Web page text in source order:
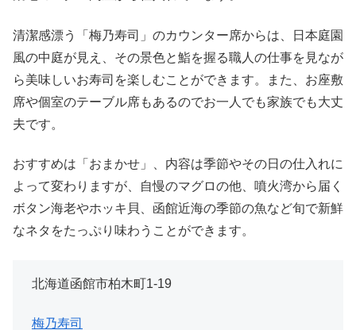
清潔感漂う「梅乃寿司」のカウンター席からは、日本庭園
風の中庭が見え、その景色と鮨を握る職人の仕事を見なが
ら美味しいお寿司を楽しむことができます。また、お座敷
席や個室のテーブル席もあるのでお一人でも家族でも大丈
夫です。
おすすめは「おまかせ」、内容は季節やその日の仕入れに
よって変わりますが、自慢のマグロの他、噴火湾から届く
ボタン海老やホッキ貝、函館近海の季節の魚など旬で新鮮
なネタをたっぷり味わうことができます。
北海道函館市柏木町1-19
梅乃寿司